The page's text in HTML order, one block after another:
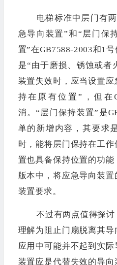
电梯标准中层门有
急导向装置”和“层门保
置”在GB7588-2003和1
是“由于磨损、锈蚀或者
装置失效时，应当设置
持在原有位置”，但在
消。“层门保持装置”是
单的新增内容，其要求
时，能将层门保持在工
置也具备保持位置的功
版本中，将应急导向装
装置要求。
不过有两点值得探
理解为阻止门扇脱离其
应用中可能并不起到实
装置应是代替失效的导